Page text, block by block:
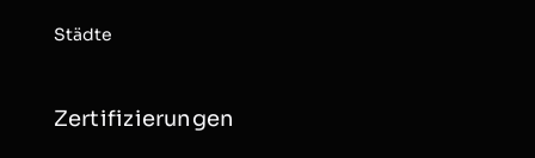
Städte
Zertifizierungen